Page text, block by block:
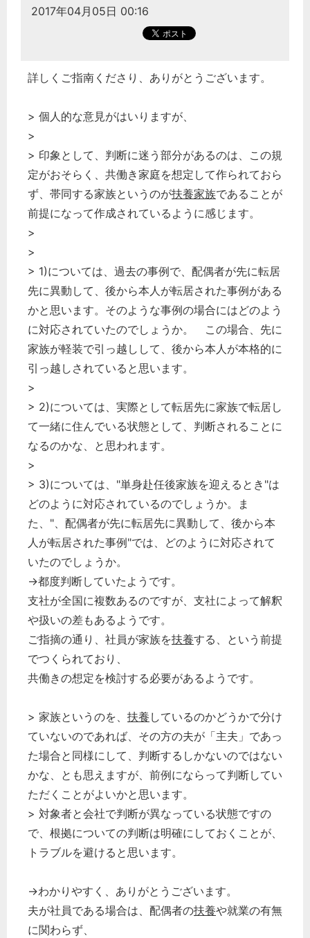
2017年04月05日 00:16
詳しくご指南くださり、ありがとうございます。
> 個人的な意見がはいりますが、
>
> 印象として、判断に迷う部分があるのは、この規
定がおそらく、共働き家庭を想定して作られておら
ず、帯同する家族というのが扶養家族であることが
前提になって作成されているように感じます。
>
>
> 1)については、過去の事例で、配偶者が先に転居
先に異動して、後から本人が転居された事例がある
かと思います。そのような事例の場合にはどのよう
に対応されていたのでしょうか。 この場合、先に
家族が軽装で引っ越しして、後から本人が本格的に
引っ越しされていると思います。
>
> 2)については、実際として転居先に家族で転居し
て一緒に住んでいる状態として、判断されることに
なるのかな、と思われます。
>
> 3)については、"単身赴任後家族を迎えるとき"は
どのように対応されているのでしょうか。ま
た、"、配偶者が先に転居先に異動して、後から本
人が転居された事例"では、どのように対応されて
いたのでしょうか。
→都度判断していたようです。
支社が全国に複数あるのですが、支社によって解釈
や扱いの差もあるようです。
ご指摘の通り、社員が家族を扶養する、という前提
でつくられており、
共働きの想定を検討する必要があるようです。
> 家族というのを、 扶養 しているのかどうかで分け
ていないのであれば、その方の夫が「主夫」であっ
た場合と同様にして、判断するしかないのではない
かな、とも思えますが、前例にならって判断してい
ただくことがよいかと思います。
> 対象者と会社で判断が異なっている状態ですの
で、根拠についての判断は明確にしておくことが、
トラブルを避けると思います。
→わかりやすく、ありがとうございます。
夫が社員である場合は、配偶者の扶養や就業の有無
に関わらず、